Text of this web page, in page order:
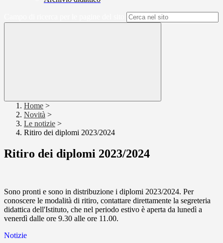
Home >
Novità >
Le notizie >
Ritiro dei diplomi 2023/2024
Ritiro dei diplomi 2023/2024
Sono pronti e sono in distribuzione i diplomi 2023/2024. Per
conoscere le modalità di ritiro, contattare direttamente la segreteria
didattica dell'Istituto, che nel periodo estivo è aperta da lunedì a
venerdì dalle ore 9.30 alle ore 11.00.
Notizie